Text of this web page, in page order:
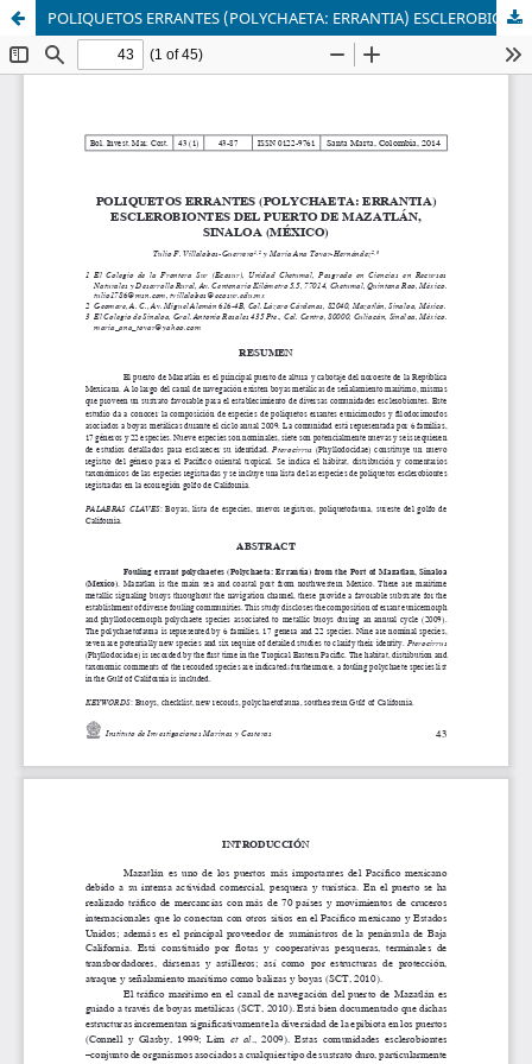
POLIQUETOS ERRANTES (POLYCHAETA: ERRANTIA) ESCLEROBIONTES DEL PUERTO DE MAZATLÁN, SINALOA (MÉXICO)